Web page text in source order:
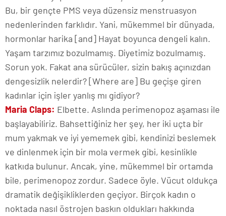
Bu, bir gençte PMS veya düzensiz menstruasyon
nedenlerinden farklıdır. Yani, mükemmel bir dünyada,
hormonlar harika [and] Hayat boyunca dengeli kalın.
Yaşam tarzımız bozulmamış. Diyetimiz bozulmamış.
Sorun yok. Fakat ana sürücüler, sizin bakış açınızdan
dengesizlik nelerdir? [Where are] Bu geçişe giren
kadınlar için işler yanlış mı gidiyor?
Maria Claps: Elbette. Aslında perimenopoz aşaması ile
başlayabiliriz. Bahsettiğiniz her şey, her iki uçta bir
mum yakmak ve iyi yememek gibi, kendinizi beslemek
ve dinlenmek için bir mola vermek gibi, kesinlikle
katkıda bulunur. Ancak, yine, mükemmel bir ortamda
bile, perimenopoz zordur. Sadece öyle. Vücut oldukça
dramatik değişikliklerden geçiyor. Birçok kadın o
noktada nasıl östrojen baskın oldukları hakkında